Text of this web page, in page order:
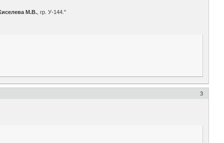
М.В. , гр. У-144."
3